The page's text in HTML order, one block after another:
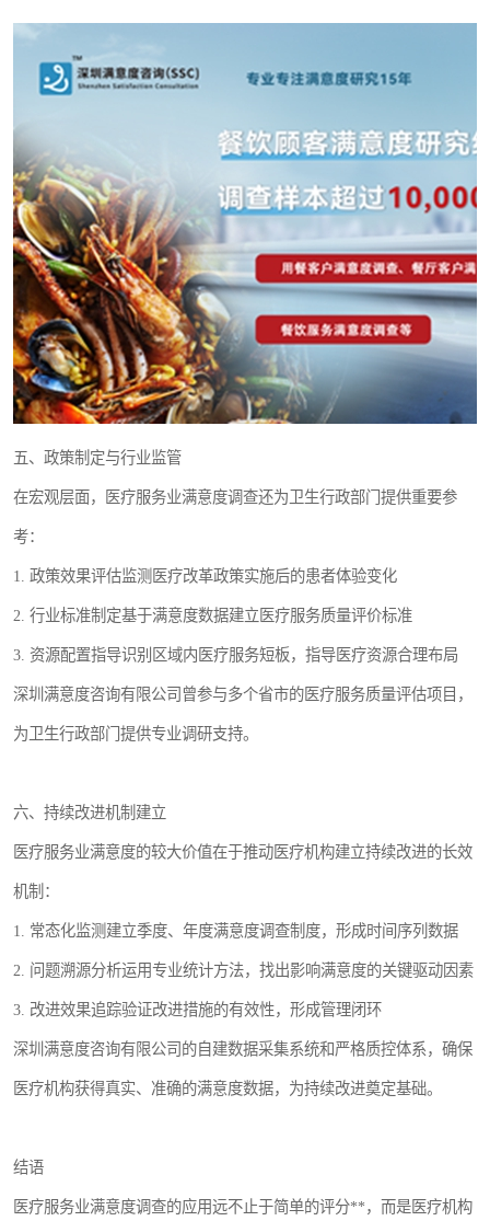
五、政策制定与行业监管
在宏观层面，医疗服务业满意度调查还为卫生行政部门提供重要参
考：
1. 政策效果评估监测医疗改革政策实施后的患者体验变化
2. 行业标准制定基于满意度数据建立医疗服务质量评价标准
3. 资源配置指导识别区域内医疗服务短板，指导医疗资源合理布局
深圳满意度咨询有限公司曾参与多个省市的医疗服务质量评估项目，
为卫生行政部门提供专业调研支持。
六、持续改进机制建立
医疗服务业满意度的较大价值在于推动医疗机构建立持续改进的长效
机制：
1. 常态化监测建立季度、年度满意度调查制度，形成时间序列数据
2. 问题溯源分析运用专业统计方法，找出影响满意度的关键驱动因素
3. 改进效果追踪验证改进措施的有效性，形成管理闭环
深圳满意度咨询有限公司的自建数据采集系统和严格质控体系，确保
医疗机构获得真实、准确的满意度数据，为持续改进奠定基础。
结语
医疗服务业满意度调查的应用远不止于简单的评分**，而是医疗机构